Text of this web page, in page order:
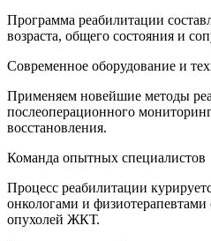
Программа реабилитации
возраста, общего состояния и
Современное оборудование и
Применяем новейшие методы
послеоперационного
восстановления.
Команда опытных специалистов
Процесс реабилитации
онкологами и
опухолей ЖКТ.